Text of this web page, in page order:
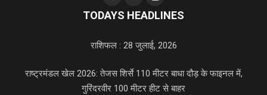
TODAYS HEADLINES
राशिफल : 28 जुलाई, 2026
राष्ट्रमंडल खेल 2026: तेजस शिर्से 110 मीटर बाधा दौड़ के फाइनल में,
गुरिंदरवीर 100 मीटर हीट से बाहर